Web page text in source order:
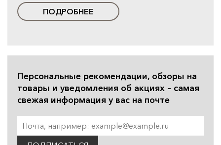
ПОДРОБНЕЕ
Персональные рекомендации, обзоры на
товары и уведомления об акциях – самая
свежая информация у вас на почте